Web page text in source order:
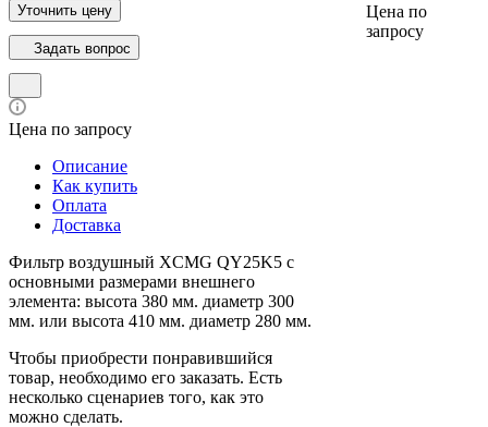
Цена по
запросу
Уточнить цену
Задать вопрос
Цена по запросу
Описание
Как купить
Оплата
Доставка
Фильтр воздушный XCMG QY25K5 с
основными размерами внешнего
элемента: высота 380 мм. диаметр 300
мм. или высота 410 мм. диаметр 280 мм.
Чтобы приобрести понравившийся
товар, необходимо его заказать. Есть
несколько сценариев того, как это
можно сделать.